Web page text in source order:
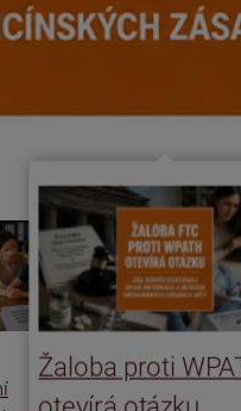
Žaloba proti